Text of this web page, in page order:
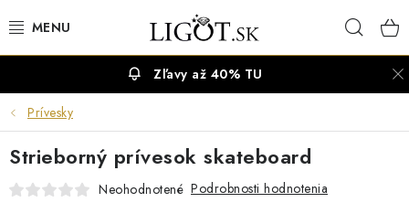
na
NÁUŠNICE
NÁHRDELNÍKY
Zľavy až 40% TU
Prívesky
Strieborný prívesok skateboard
Neohodnotené Podrobnosti hodnotenia